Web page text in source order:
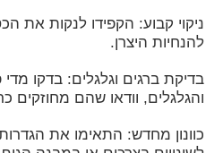
ניקוי קבוע: הקפידו לנקות את
להנחיות היצרן.
בדיקת ברגים וגלגלים: בדקו
והגלגלים, וודאו שהם מחוזקים
כוונון מחדש: התאימו את